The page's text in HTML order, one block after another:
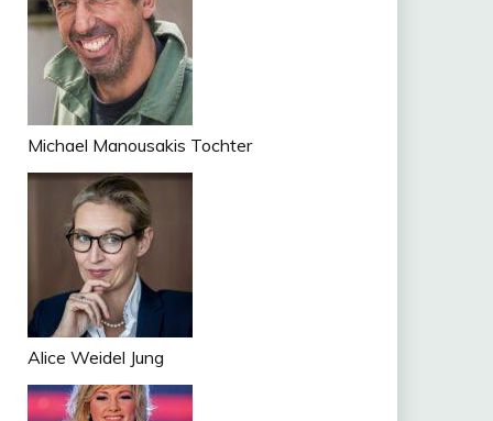
Michael Manousakis Tochter
Alice Weidel Jung